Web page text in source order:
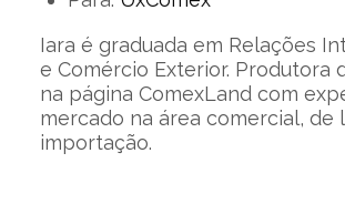
Iara é graduada em Relações
e Comércio Exterior. Produtora
na página ComexLand com
mercado na área comercial, de
importação.